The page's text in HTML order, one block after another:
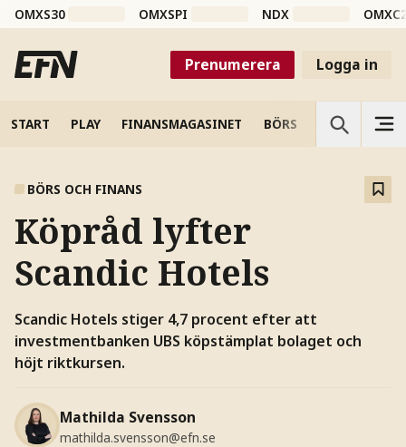
OMXS30 OMXSPI NDX
Prenumerera Logga in
START PLAY FINANSMAGASINET BÖRS VETENSKAP
BÖRS OCH FINANS
Köpråd lyfter
Scandic Hotels
Scandic Hotels stiger 4,7 procent efter att
investmentbanken UBS köpstämplat bolaget och
höjt riktkursen.
Mathilda Svensson
mathilda.svensson@efn.se